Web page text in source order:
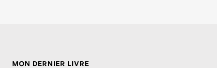
MON DERNIER LIVRE